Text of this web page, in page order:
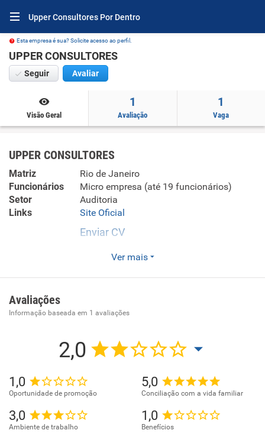
Upper Consultores Por Dentro
Esta empresa é sua? Solicite acesso ao perfil.
UPPER CONSULTORES
Seguir Avaliar
Visão Geral
1
Avaliação
1
Vaga
UPPER CONSULTORES
Matriz
Rio de Janeiro
Funcionários
Micro empresa (até 19 funcionários)
Setor
Auditoria
Links
Site Oficial
Enviar CV
Escritório voltado para assessoria contábil, fiscal e
Ver mais
Avaliações
Informação baseada em 1 avaliações
2,0
1,0
Oportunidade de promoção
5,0
Conciliação com a vida familiar
3,0
Ambiente de trabalho
1,0
Benefícios